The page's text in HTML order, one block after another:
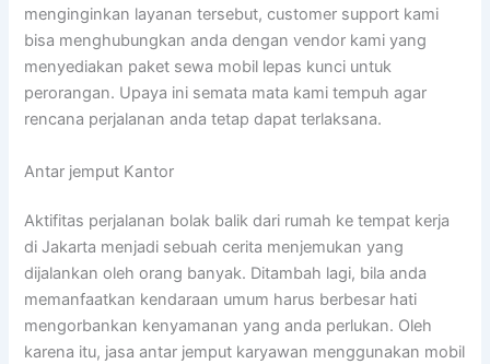
menginginkan layanan tersebut, customer support kami
bisa menghubungkan anda dengan vendor kami yang
menyediakan paket sewa mobil lepas kunci untuk
perorangan. Upaya ini semata mata kami tempuh agar
rencana perjalanan anda tetap dapat terlaksana.
Antar jemput Kantor
Aktifitas perjalanan bolak balik dari rumah ke tempat kerja
di Jakarta menjadi sebuah cerita menjemukan yang
dijalankan oleh orang banyak. Ditambah lagi, bila anda
memanfaatkan kendaraan umum harus berbesar hati
mengorbankan kenyamanan yang anda perlukan. Oleh
karena itu, jasa antar jemput karyawan menggunakan mobil